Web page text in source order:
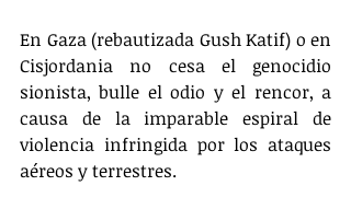
En Gaza (rebautizada Gush Katif) o en
Cisjordania no cesa el genocidio
sionista, bulle el odio y el rencor, a
causa de la imparable espiral de
violencia infringida por los ataques
aéreos y terrestres.